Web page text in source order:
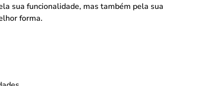
sua funcionalidade, mas também pela sua
forma.